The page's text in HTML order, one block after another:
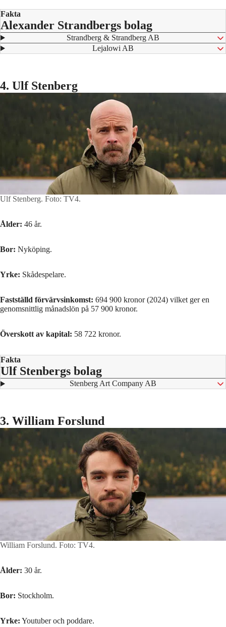
Fakta
Alexander Strandbergs bolag
⁠ Strandberg & Strandberg AB
⁠ Lejalowi AB
4. Ulf Stenberg
Ulf Stenberg. Foto: TV4.
Ålder: 46 år.
Bor: Nyköping.
Yrke: Skådespelare.
Fastställd förvärvsinkomst: 694 900 kronor (2024) vilket ger en
genomsnittlig månadslön på 57 900 kronor.
Överskott av kapital: 58 722 kronor.
Fakta
Ulf Stenbergs bolag
⁠ Stenberg Art Company AB
3. William Forslund
William Forslund. Foto: TV4.
Ålder: 30 år.
Bor: Stockholm.
Yrke: Youtuber och poddare.